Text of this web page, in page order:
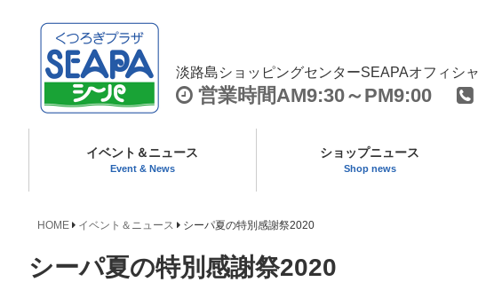
淡路島ショッピングセンターSEAPAオフィシ
営業時間AM9:30～PM9:00
イベント＆ニュース
Event & News
ショップニュース
Shop news
HOME
イベント＆ニュース シーパ夏の特別感謝祭2020
シーパ夏の特別感謝祭2020